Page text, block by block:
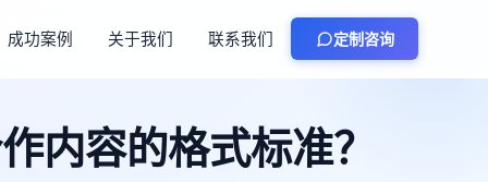
成功案例 关于我们 联系我们 定制咨询
内容的格式标准？